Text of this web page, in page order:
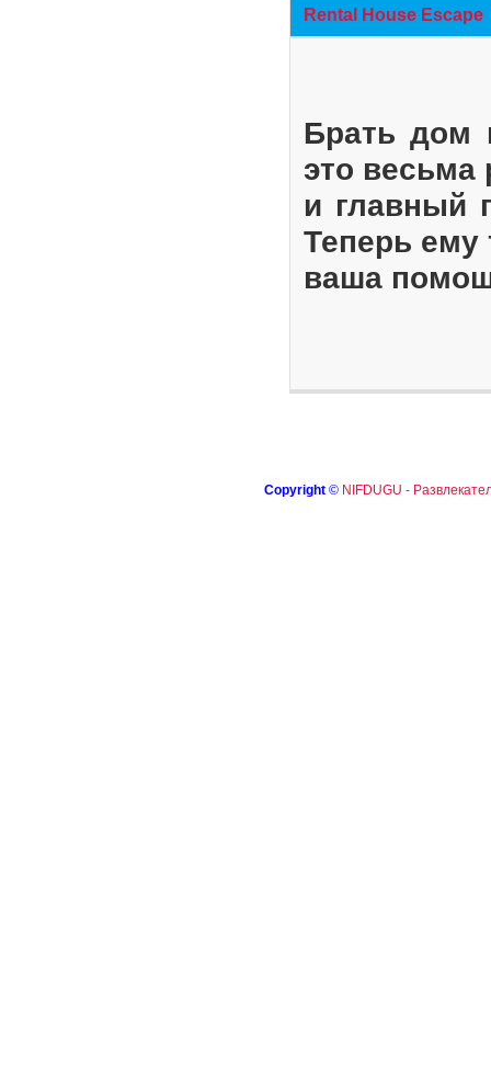
Rental House Escape
Брать дом
это весьма
и главный
Теперь ему
ваша
Copyright © NIFDUGU -